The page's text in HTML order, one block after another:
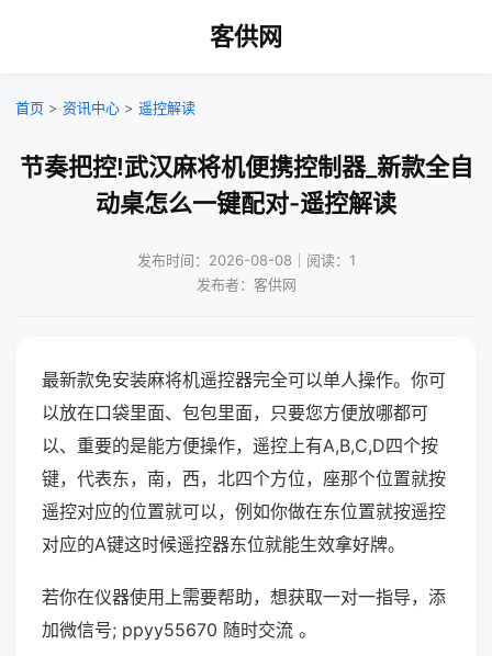
客供网
首页 > 资讯中心 > 遥控解读
节奏把控!武汉麻将机便携控制器_新款全自
动桌怎么一键配对-遥控解读
发布时间：2026-08-08｜阅读：1
发布者：客供网
最新款免安装麻将机遥控器完全可以单人操作。你可
以放在口袋里面、包包里面，只要您方便放哪都可
以、重要的是能方便操作，遥控上有A,B,C,D四个按
键，代表东，南，西，北四个方位，座那个位置就按
遥控对应的位置就可以，例如你做在东位置就按遥控
对应的A键这时候遥控器东位就能生效拿好牌。
若你在仪器使用上需要帮助，想获取一对一指导，添
加微信号; ppyy55670 随时交流 。